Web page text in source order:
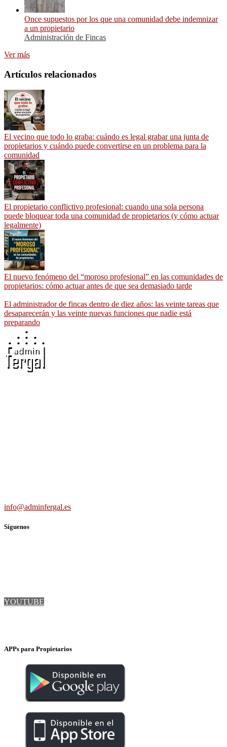
Once supuestos por los que una comunidad debe indemnizar
a un propietario
Administración de Fincas
Ver más
Artículos relacionados
El vecino que todo lo graba: cuándo es legal grabar una junta de
propietarios y cuándo puede convertirse en un problema para la
comunidad
El propietario conflictivo profesional: cuando una sola persona
puede bloquear toda una comunidad de propietarios (y cómo actuar
legalmente)
El nuevo fenómeno del “moroso profesional” en las comunidades de
propietarios: cómo actuar antes de que sea demasiado tarde
El administrador de fincas dentro de diez años: las veinte tareas que
desaparecerán y las veinte nuevas funciones que nadie está
preparando
info@adminfergal.es
Síguenos
YOUTUBE
APPs para Propietarios